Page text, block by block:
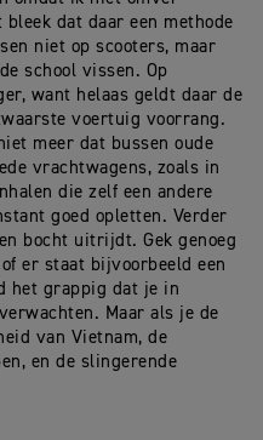
dat daar een methode
niet op scooters, maar
school vissen. Op
want helaas geldt daar de
voertuig voorrang.
meer dat bussen oude
vrachtwagens, zoals in
die zelf een andere
goed opletten. Verder
bocht uitrijdt. Gek genoeg
er staat bijvoorbeeld een
het grappig dat je in
Maar als je de
van Vietnam, de
en de slingerende